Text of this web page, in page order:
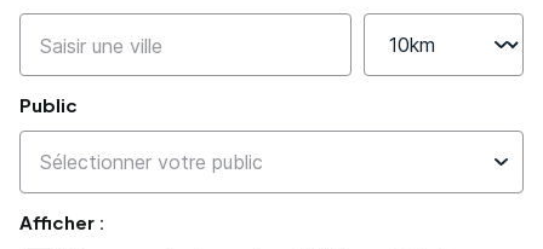
Public
Afficher :